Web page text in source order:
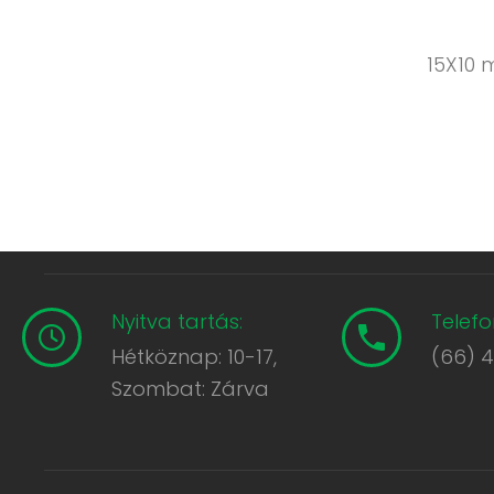
Nyitva tartás:
Hétköznap: 10-17,
Szombat: Zárva
(66)